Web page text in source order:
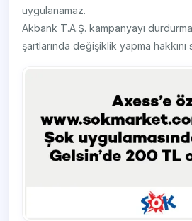
uygulanamaz.
Akbank T.A.Ş. kampanyayı
şartlarında değişiklik yapma hakkını